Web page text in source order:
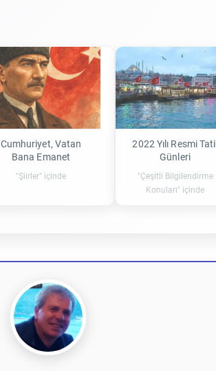
Cumhuriyet, Vatan
Bana Emanet
"Şiirler" içinde
2022 Yılı Resmi Tatil
Günleri
"Çeşitli Bilgilendirme
Konuları" içinde